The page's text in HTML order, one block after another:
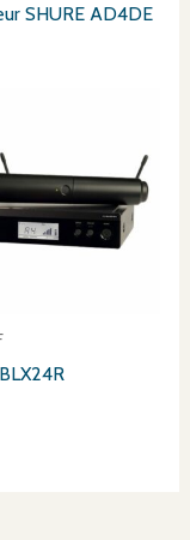
SHURE AD4DE